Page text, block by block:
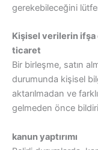
gerekebileceğini
Kişisel verilerin ifşa
ticaret
Bir birleşme, satın
durumunda kişisel
aktarılmadan ve
gelmeden önce
kanun yaptırımı